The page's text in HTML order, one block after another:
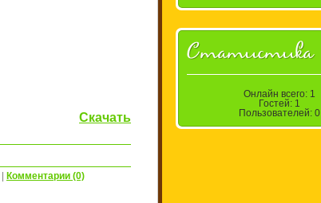
Скачать
Комментарии (0)
Статистика
Онлайн всего: 1
Гостей: 1
Пользователей: 0